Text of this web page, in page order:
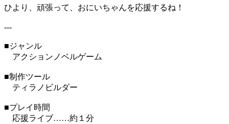
ひより、頑張って、おにいちゃんを応援するね！
---
■ジャンル
アクションノベルゲーム
■制作ツール
ティラノビルダー
■プレイ時間
応援ライブ……約１分